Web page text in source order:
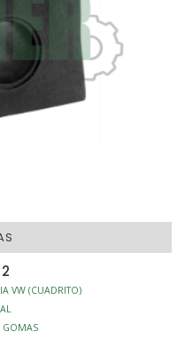
VW (CUADRITO)
GOMAS